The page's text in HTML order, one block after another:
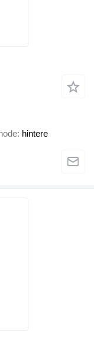
hintere